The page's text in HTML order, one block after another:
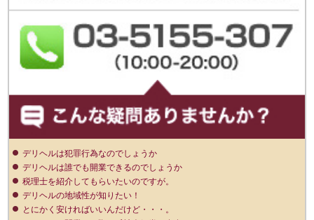
デリヘルは犯罪行為なのでしょうか
デリヘルは誰でも開業できるのでしょうか
税理士を紹介してもらいたいのですが。
デリヘルの地域性が知りたい！
とにかく安ければいいんだけど・・・。